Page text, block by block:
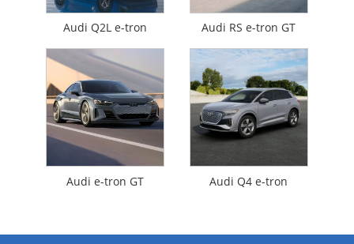
Audi Q2L e-tron Audi RS e-tron GT
Audi e-tron GT Audi Q4 e-tron